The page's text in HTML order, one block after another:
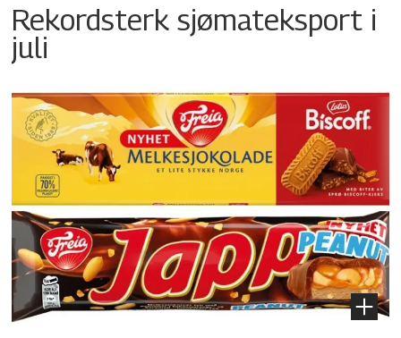
Rekordsterk sjømateksport i
juli